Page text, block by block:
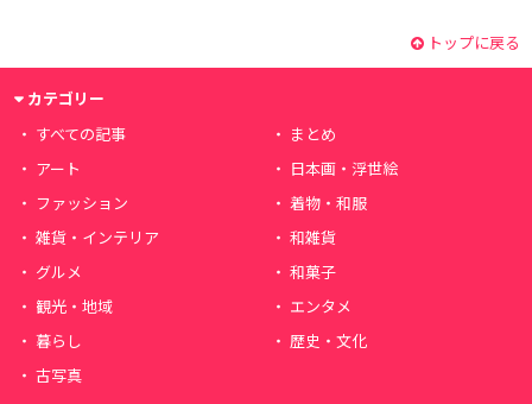
トップに戻る
カテゴリー
すべての記事
まとめ
アート
日本画・浮世絵
ファッション
着物・和服
雑貨・インテリア
和雑貨
グルメ
和菓子
観光・地域
エンタメ
暮らし
歴史・文化
古写真